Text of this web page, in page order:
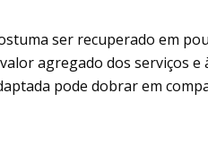
ser recuperado em
agregado dos serviços e
pode dobrar em